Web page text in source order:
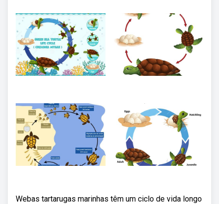
Webas tartarugas marinhas têm um ciclo de vida longo